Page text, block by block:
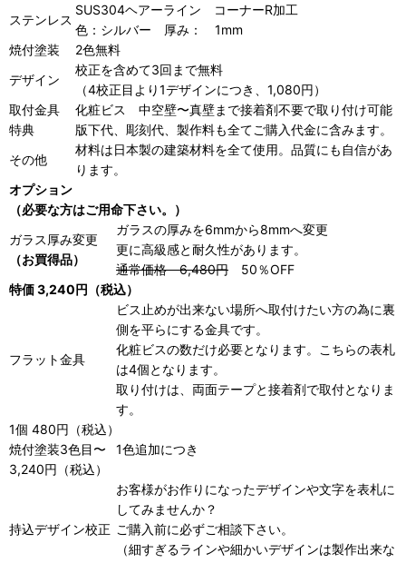
ステンレス
SUS304ヘアーライン
コーナーR加工
色：シルバー 厚み： 1mm
焼付塗装
2色無料
デザイン
校正を含めて3回まで無料
（4校正目より1デザインにつき、1,080円）
取付金具
化粧ビス 中空壁〜真壁まで接着剤不要で取り付け可能
特典
版下代、彫刻代、製作料も全てご購入代金に含みます。
その他
材料は日本製の建築材料を全て使用。品質にも自信があ
ります。
オプション
（必要な方はご用命下さい。）
ガラス厚み変更
（お買得品）
ガラスの厚みを6mmから8mmへ変更
更に高級感と耐久性があります。
通常価格 6,480円
50％OFF
特価 3,240円（税込）
フラット金具
ビス止めが出来ない場所へ取付けたい方の為に裏
側を平らにする金具です。
化粧ビスの数だけ必要となります。こちらの表札
は4個となります。
取り付けは、両面テープと接着剤で取付となりま
す。
1個 480円（税込）
焼付塗装3色目〜
1色追加につき
3,240円（税込）
持込デザイン校正
お客様がお作りになったデザインや文字を表札に
してみませんか？
ご購入前に必ずご相談下さい。
（細すぎるラインや細かいデザインは製作出来な